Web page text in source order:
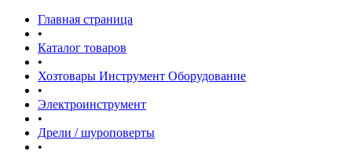
Главная страница
•
Каталог товаров
•
Хозтовары Инструмент Оборудование
•
Электроинструмент
•
Дрели / шуроповерты
•